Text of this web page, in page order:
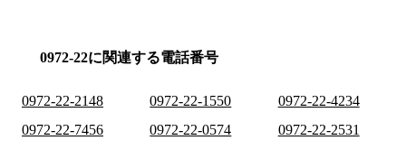
0972-22に関連する電話番号
0972-22-2148 0972-22-1550
0972-22-4234
0972-22-7456
0972-22-0574
0972-22-2531